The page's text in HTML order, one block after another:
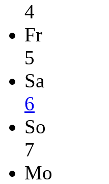
4
Fr
5
Sa
6
So
7
Mo